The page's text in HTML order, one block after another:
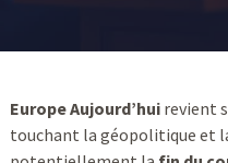
Europe Aujourd’huirevient
touchant la géopolitique et